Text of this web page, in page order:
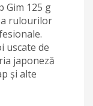
Gim 125 g
rulourilor
uscate de
japoneză
și alte